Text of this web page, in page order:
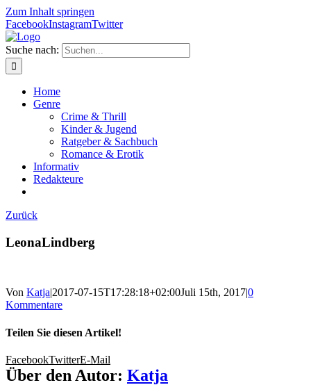
Zum Inhalt springen
FacebookInstagramTwitter
Suche nach:
Home
Genre
Crime & Thrill
Kinder & Jugend
Ratgeber & Sachbuch
Romance & Erotik
Informativ
Redakteure
Zurück
LeonaLindberg
Von Katja|2017-07-15T17:28:18+02:00Juli 15th, 2017|0
Kommentare
Teilen Sie diesen Artikel!
FacebookTwitterE-Mail
Über den Autor: Katja